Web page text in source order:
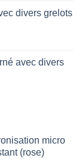
divers grelots
avec divers
micro
(rose)